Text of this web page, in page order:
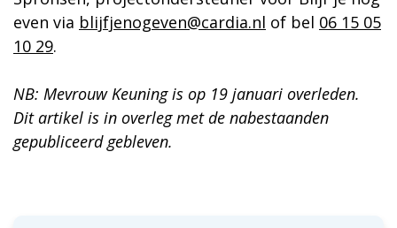
even via blijfjenogeven@cardia.nl of bel 06 15 05
10 29.
NB: Mevrouw Keuning is op 19 januari overleden.
Dit artikel is in overleg met de nabestaanden
gepubliceerd gebleven.